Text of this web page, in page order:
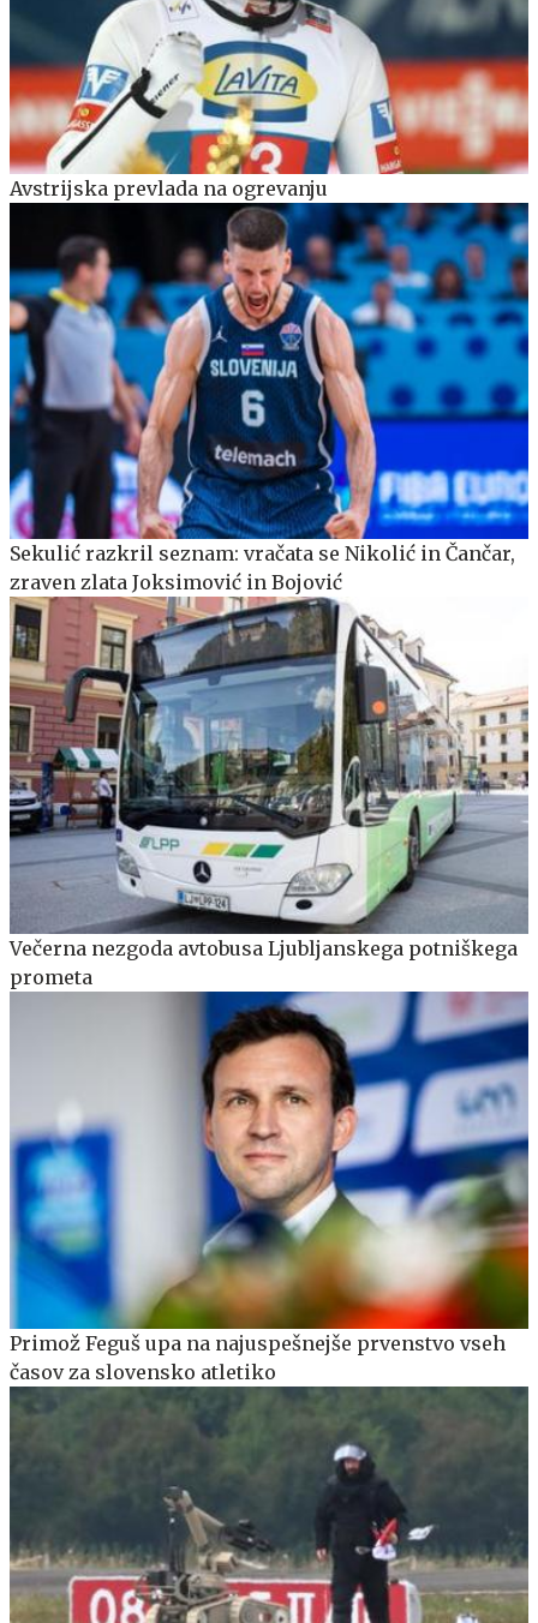
Avstrijska prevlada na ogrevanju
Sekulić razkril seznam: vračata se Nikolić in Čančar,
zraven zlata Joksimović in Bojović
Večerna nezgoda avtobusa Ljubljanskega potniškega
prometa
Primož Feguš upa na najuspešnejše prvenstvo vseh
časov za slovensko atletiko